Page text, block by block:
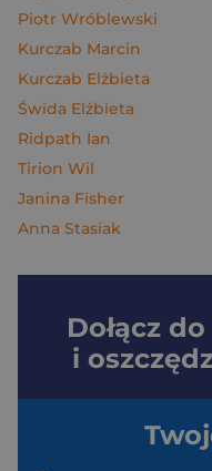
Piotr Wróblewski
Kurczab Marcin
Kurczab Elżbieta
Świda Elżbieta
Ridpath Ian
Tirion Wil
Janina Fisher
Anna Stasiak
Dołącz do
i